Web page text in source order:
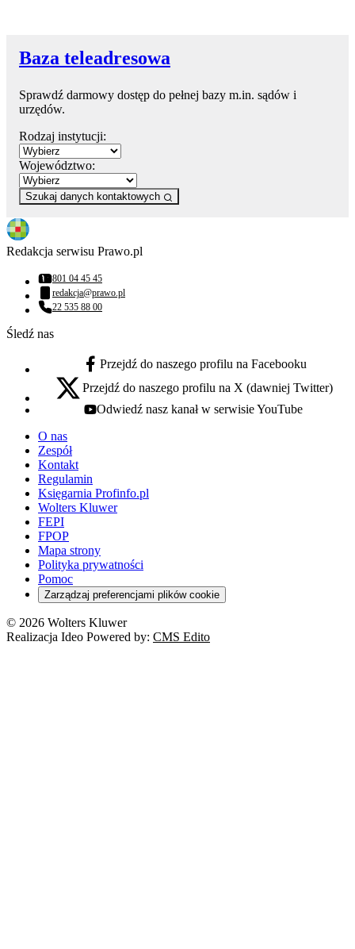
Baza teleadresowa
Sprawdź darmowy dostęp do pełnej bazy m.in. sądów i
urzędów.
Rodzaj instytucji:
Województwo:
Szukaj danych kontaktowych
Redakcja serwisu Prawo.pl
Numer telefonu:
801 04 45 45
Adres email:
redakcja@prawo.pl
Numer telefonu:
22 535 88 00
Śledź nas
facebook - otwiera się w nowej karcie
Przejdź do naszego profilu na Facebooku
x - otwiera się w nowej karcie
Przejdź do naszego profilu na X (dawniej Twitter)
youtube - otwiera się w nowej karcie
Odwiedź nasz kanał w serwisie YouTube
O nas
Zespół
Kontakt
Regulamin
Księgarnia Profinfo.pl
Wolters Kluwer
FEPI
FPOP
Mapa strony
Polityka prywatności
Pomoc
Zarządzaj preferencjami plików cookie
© 2026 Wolters Kluwer
Realizacja Ideo Powered by: CMS Edito